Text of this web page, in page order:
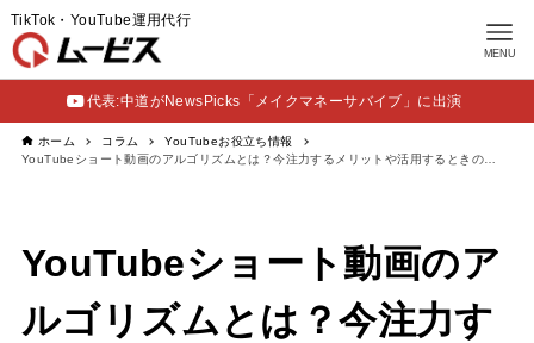
MENU
TikTok・YouTube運用代行
代表:中道がNewsPicks「メイクマネーサバイブ」に出演
ホーム コラム
YouTubeお役立ち情報
YouTubeショート動画のアルゴリズムとは？今注力するメリットや活用するときのポイントを解説！
YouTubeショート動画のア
ルゴリズムとは？今注力す